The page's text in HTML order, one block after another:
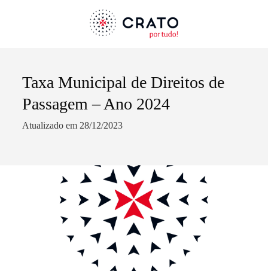
Termo de Pesquisa
Categorias gerais
Taxa Municipal de Direitos de
Passagem – Ano 2024
Atualizado em 28/12/2023